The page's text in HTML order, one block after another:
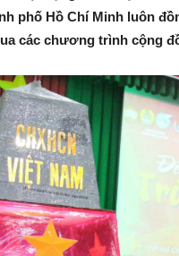
phố Hồ Chí Minh luôn
các chương trình cộng